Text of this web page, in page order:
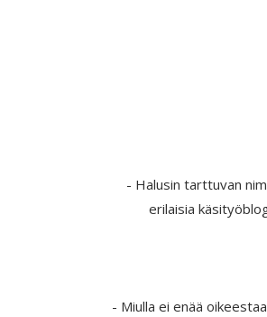
- Halusin tarttuvan
erilaisia
- Miulla ei enää